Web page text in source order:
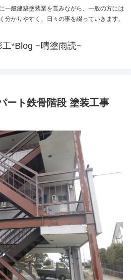
一般建築塗装業を営みながら、一般の方には
分かりやすく、日々の事を綴っていきます。
工*Blog ~晴塗雨読~
ート鉄骨階段 塗装工事